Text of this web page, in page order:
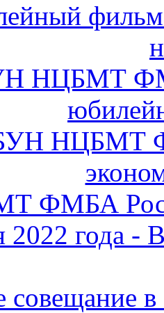
НЦБМТ
НЦБМТ
ФМБА
2022 года -
совещание